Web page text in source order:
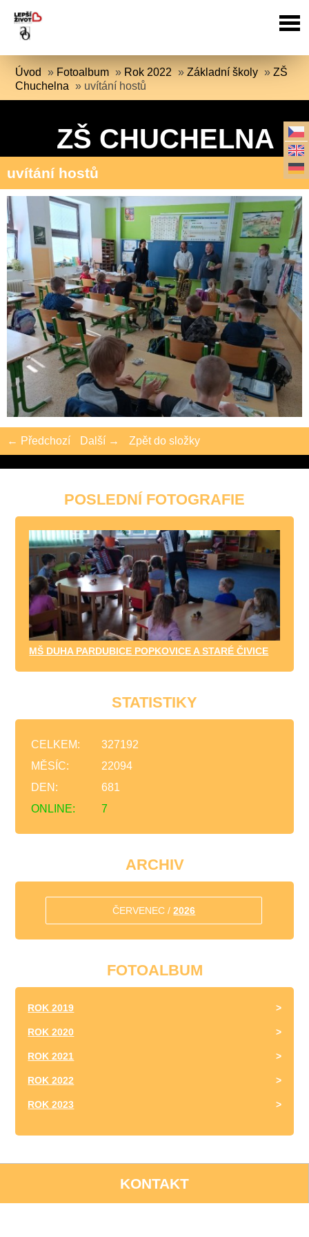
Úvod » Fotoalbum » Rok 2022 »Základní školy »ZŠ
Chuchelna » uvítání hostů
ZŠ CHUCHELNA
uvítání hostů
← Předchozí Další → Zpět do složky
POSLEDNÍ FOTOGRAFIE
MŠ DUHA PARDUBICE POPKOVICE A STARÉ ČIVICE
STATISTIKY
ONLINE: 7
CELKEM:
327192
MĚSÍC:
22094
DEN:
681
ARCHIV
ČERVENEC /2026
FOTOALBUM
ROK 2019
ROK 2020
ROK 2021
ROK 2022
ROK 2023
KONTAKT